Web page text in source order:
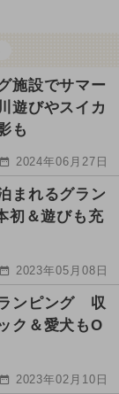
施設でサマー
遊びやスイカ
も
2024年06月27日
まれるグラン
初＆遊びも充
2023年05月08日
ンピング 収
ク＆愛犬もO
2023年02月10日